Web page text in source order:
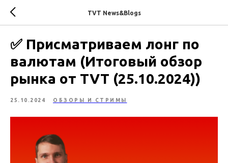
TVT News&Blogs
✅ Присматриваем лонг по
валютам (Итоговый обзор
рынка от TVT (25.10.2024))
25.10.2024 ОБЗОРЫ И СТРИМЫ